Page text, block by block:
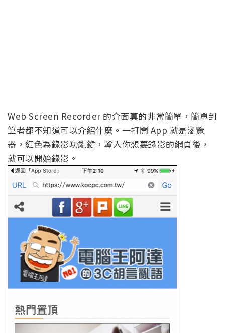
Web Screen Recorder 的介面真的非常簡單，簡單到
筆者都不知道可以介紹什麼。一打開 App 就是瀏覽
器，紅色為錄影功能鍵，輸入你想要錄影的網頁後，
就可以開始錄影。